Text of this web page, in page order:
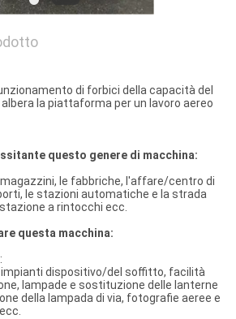
di forbici della capacità del
la piattaforma per un lavoro aereo
questo genere di macchina:
magazzini, le fabbriche, l'affare/centro di
le stazioni automatiche e la strada
a rintocchi ecc.
questa macchina:
impianti dispositivo/del soffitto, facilità
lampade e sostituzione delle lanterne
della lampada di via, fotografie aeree e